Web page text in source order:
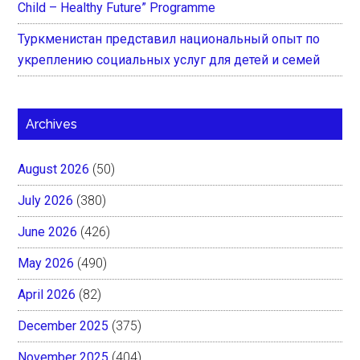
Child – Healthy Future” Programme
Туркменистан представил национальный опыт по
укреплению социальных услуг для детей и семей
Archives
August 2026 (50)
July 2026 (380)
June 2026 (426)
May 2026 (490)
April 2026 (82)
December 2025 (375)